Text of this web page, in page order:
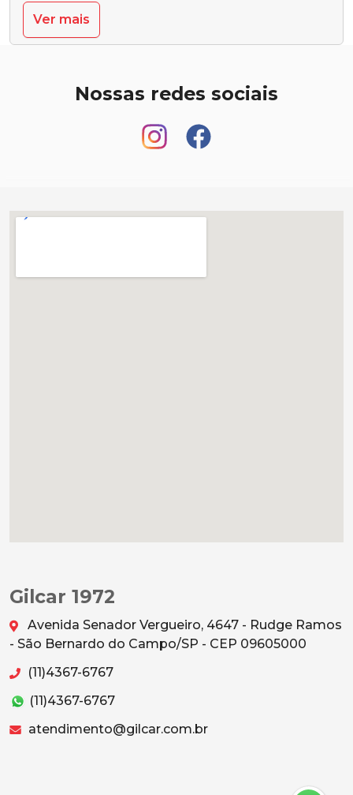
Ver mais
Nossas redes sociais
Gilcar 1972
Avenida Senador Vergueiro, 4647 - Rudge Ramos
- São Bernardo do Campo/SP - CEP 09605000
(11)4367-6767
(11)4367-6767
atendimento@gilcar.com.br